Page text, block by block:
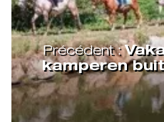
Précédent :
kamperen